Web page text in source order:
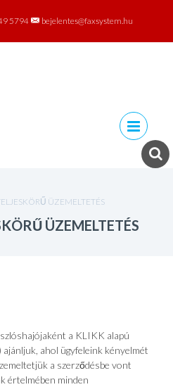
5794 bejelentes@faxsystem.hu
Skip to
content
ÜZEMELTETÉS
ÜZEMELTETÉS
a KLIKK alapú
ahol ügyfeleink kényelmét
a szerződésbe vont
értelmében minden